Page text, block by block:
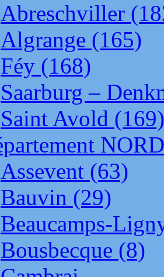
Abreschviller
Algrange (165)
Féy (168)
Saarburg –
Saint Avold (169)
NORD
Assevent (63)
Bauvin (29)
Beaucamps-
Bousbecque (8)